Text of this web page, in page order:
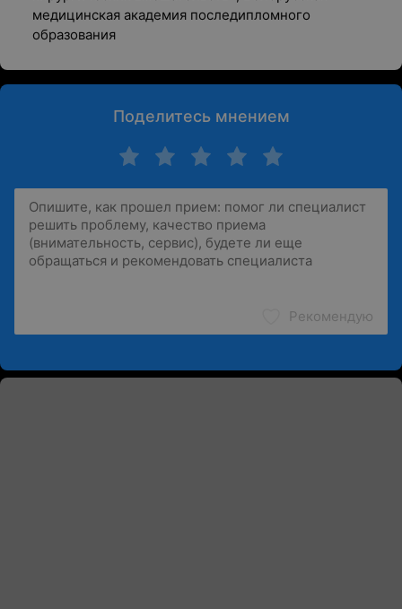
медицинская академия последипломного
образования
Поделитесь мнением
Рекомендую